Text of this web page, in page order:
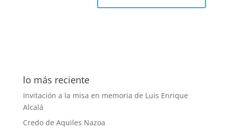
lo más reciente
Invitación a la misa en memoria de Luis Enrique
Alcalá
Credo de Aquiles Nazoa